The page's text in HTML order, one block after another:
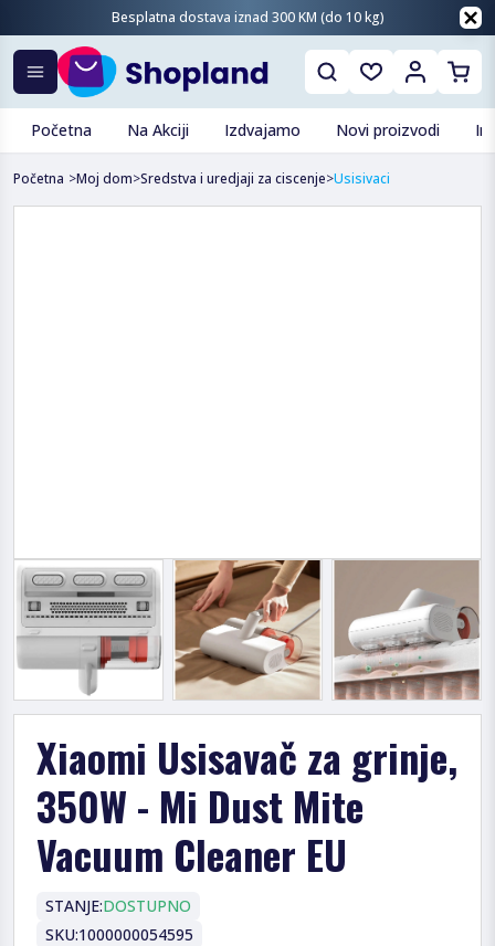
Besplatna dostava iznad 300 KM (do 10 kg)
Početna Na Akciji Izdvajamo Novi proizvodi
Početna >Moj dom>Sredstva i uredjaji za ciscenje>Usisivaci
Xiaomi Usisavač za grinje,
350W - Mi Dust Mite
Vacuum Cleaner EU
STANJE:DOSTUPNO
SKU:1000000054595